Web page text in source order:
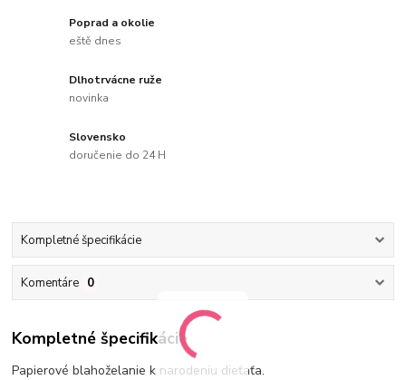
Poprad a okolie
eště dnes
Dlhotrvácne ruže
novinka
Slovensko
doručenie do 24 H
Kompletné špecifikácie
Komentáre 0
Kompletné špecifikácie
Papierové blahoželanie k narodeniu dieťaťa.